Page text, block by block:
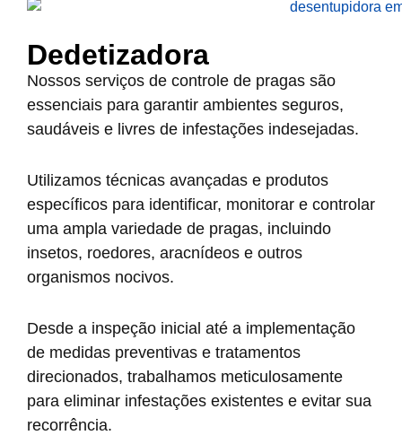
Dedetizadora
Nossos serviços de controle de pragas são
essenciais para garantir ambientes seguros,
saudáveis e livres de infestações indesejadas.
Utilizamos técnicas avançadas e produtos
específicos para identificar, monitorar e controlar
uma ampla variedade de pragas, incluindo
insetos, roedores, aracnídeos e outros
organismos nocivos.
Desde a inspeção inicial até a implementação
de medidas preventivas e tratamentos
direcionados, trabalhamos meticulosamente
para eliminar infestações existentes e evitar sua
recorrência.